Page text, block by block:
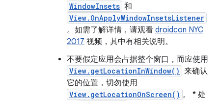
WindowInsets 和
View.OnApplyWindowInsetsListener
。如需了解详情，请观看 droidcon NYC
2017 视频，其中有相关说明。
不要假定应用会占据整个窗口，而应使用
View.getLocationInWindow() 来确认
它的位置，切勿使用
View.getLocationOnScreen() 。 * 处